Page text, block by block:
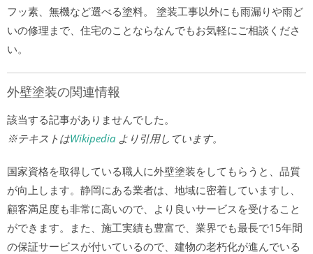
フッ素、無機など選べる塗料。 塗装工事以外にも雨漏りや雨ど
いの修理まで、住宅のことならなんでもお気軽にご相談くださ
い。
外壁塗装の関連情報
該当する記事がありませんでした。
※テキストはWikipedia より引用しています。
国家資格を取得している職人に外壁塗装をしてもらうと、品質
が向上します。静岡にある業者は、地域に密着していますし、
顧客満足度も非常に高いので、より良いサービスを受けること
ができます。また、施工実績も豊富で、業界でも最長で15年間
の保証サービスが付いているので、建物の老朽化が進んでいる